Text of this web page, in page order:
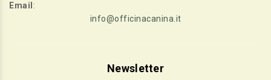
Email :
info@officinacanina.it
Newsletter